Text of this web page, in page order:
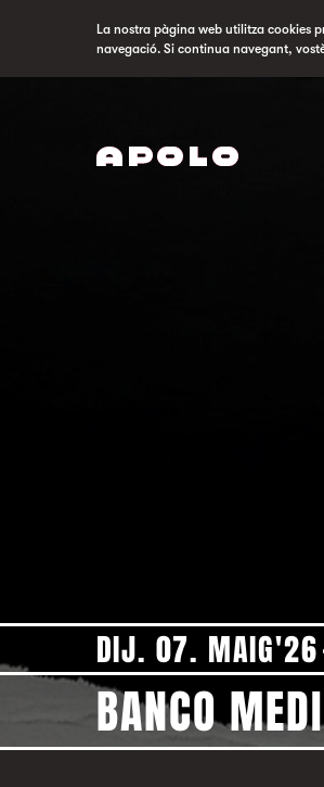
La nostra pàgina web utilitza cookies
navegació. Si continua navegant,
DIJ. 07. MAIG'26
BANCO